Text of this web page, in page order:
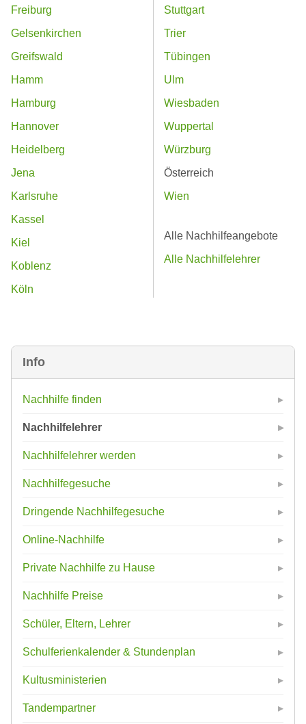
Info
Nachhilfe finden
Nachhilfelehrer
Nachhilfelehrer werden
Nachhilfegesuche
Dringende Nachhilfegesuche
Online-Nachhilfe
Private Nachhilfe zu Hause
Nachhilfe Preise
Schüler, Eltern, Lehrer
Schulferienkalender & Stundenplan
Kultusministerien
Tandempartner
Freiburg
Gelsenkirchen
Greifswald
Hamm
Hamburg
Hannover
Heidelberg
Jena
Karlsruhe
Kassel
Kiel
Koblenz
Köln
Stuttgart
Trier
Tübingen
Ulm
Wiesbaden
Wuppertal
Würzburg
Österreich
Wien
Alle Nachhilfeangebote
Alle Nachhilfelehrer